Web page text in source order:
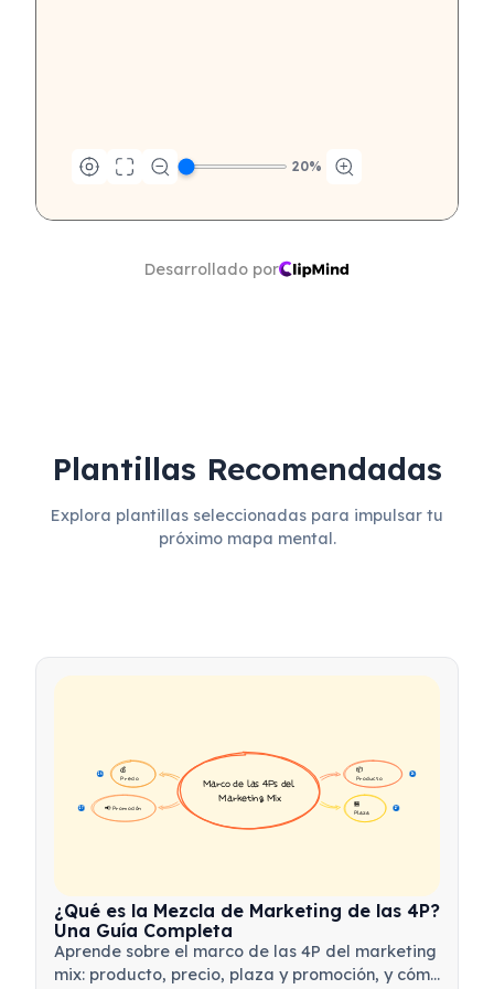
20%
Desarrollado por
Plantillas Recomendadas
Explora plantillas seleccionadas para impulsar tu
próximo mapa mental.
📦
Producto
16
💰
Precio
16
🏪
Plaza
17
📢 Promoción
17
Marco de las 4Ps del
Marketing Mix
¿Qué es la Mezcla de Marketing de las 4P?
Una Guía Completa
Aprende sobre el marco de las 4P del marketing
mix: producto, precio, plaza y promoción, y cómo